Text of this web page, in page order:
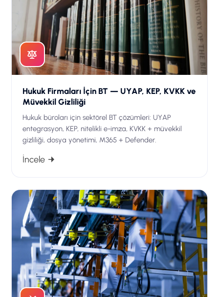
Hukuk Firmaları İçin BT — UYAP, KEP, KVKK ve
Müvekkil Gizliliği
Hukuk büroları için sektörel BT çözümleri: UYAP
entegrasyon, KEP, nitelikli e-imza, KVKK + müvekkil
gizliliği, dosya yönetimi, M365 + Defender.
İncele